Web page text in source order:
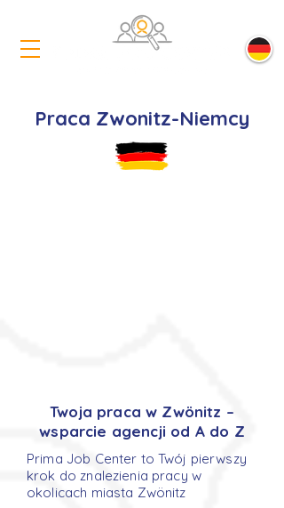
Praca Zwonitz-Niemcy
Twoja praca w Zwönitz –
wsparcie agencji od A do Z
Prima Job Center to Twój pierwszy
krok do znalezienia pracy w
okolicach miasta Zwönitz